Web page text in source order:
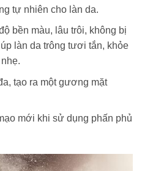
tự nhiên cho làn da.
bền màu, lâu trôi, không bị
làn da trông tươi tắn, khỏe
tạo ra một gương mặt
mới khi sử dụng phấn phủ